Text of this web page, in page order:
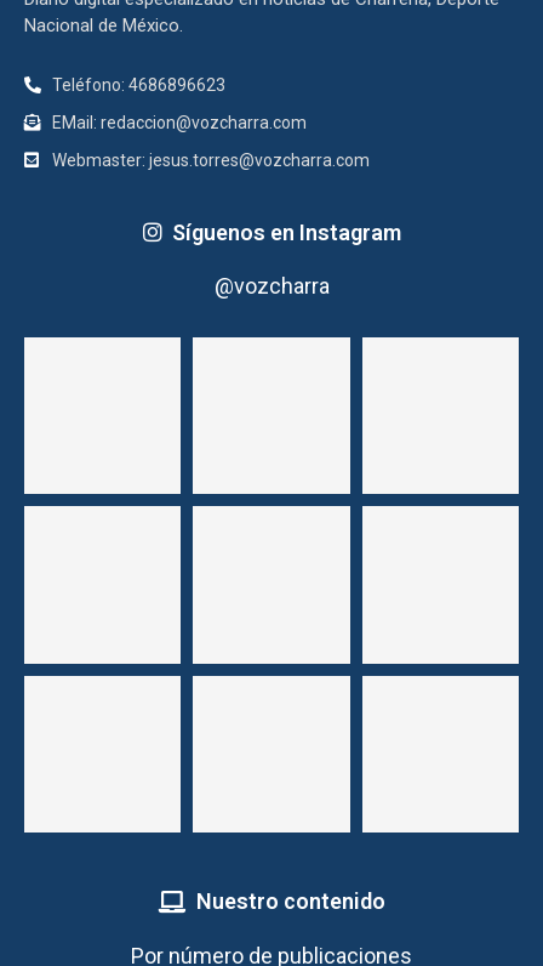
Nacional de México.
Teléfono: 4686896623
EMail: redaccion@vozcharra.com
Webmaster: jesus.torres@vozcharra.com
Síguenos en Instagram
@vozcharra
Nuestro contenido
Por número de publicaciones